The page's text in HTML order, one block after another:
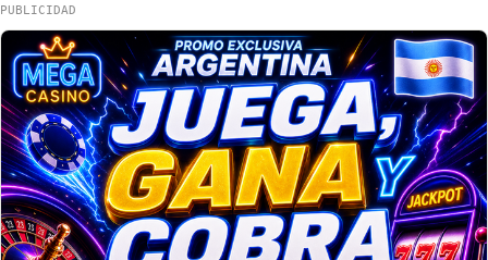
PUBLICIDAD